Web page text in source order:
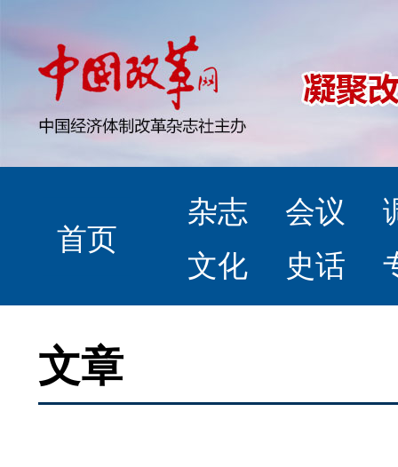
首页
杂志 会议
文化
史话
文章